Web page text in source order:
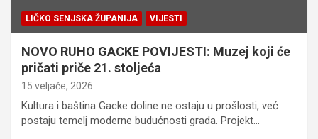
LIČKO SENJSKA ŽUPANIJA VIJESTI
NOVO RUHO GACKE POVIJESTI: Muzej koji će
pričati priče 21. stoljeća
15 veljače, 2026
Kultura i baština Gacke doline ne ostaju u prošlosti, već
postaju temelj moderne budućnosti grada. Projekt…